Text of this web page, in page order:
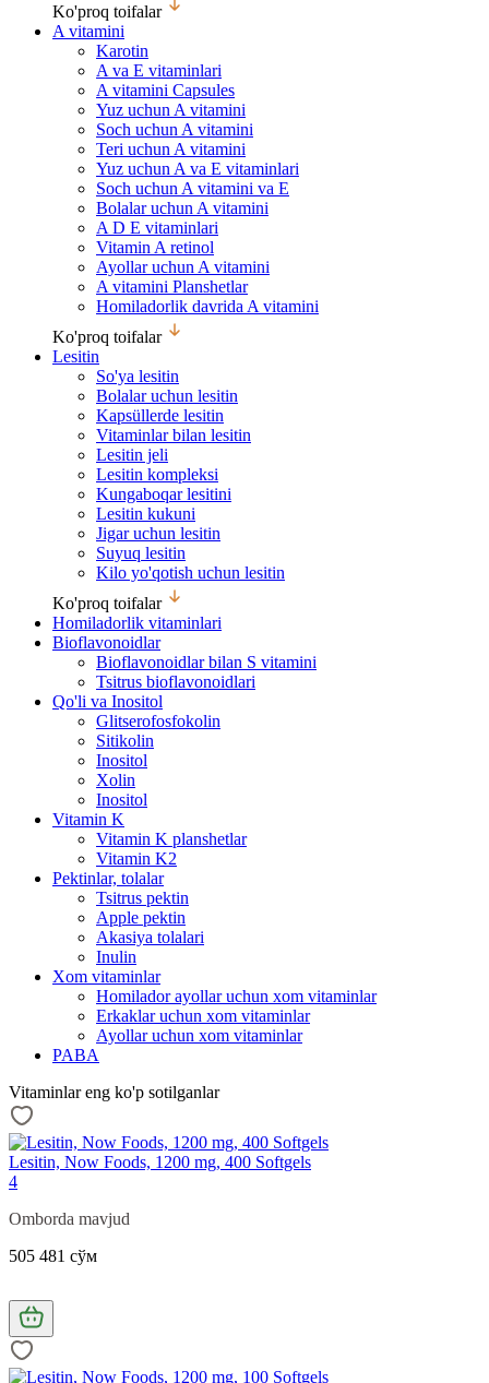
Ko'proq toifalar
A vitamini
Karotin
A va E vitaminlari
A vitamini Capsules
Yuz uchun A vitamini
Soch uchun A vitamini
Teri uchun A vitamini
Yuz uchun A va E vitaminlari
Soch uchun A vitamini va E
Bolalar uchun A vitamini
A D E vitaminlari
Vitamin A retinol
Ayollar uchun A vitamini
A vitamini Planshetlar
Homiladorlik davrida A vitamini
Ko'proq toifalar
Lesitin
So'ya lesitin
Bolalar uchun lesitin
Kapsüllerde lesitin
Vitaminlar bilan lesitin
Lesitin jeli
Lesitin kompleksi
Kungaboqar lesitini
Lesitin kukuni
Jigar uchun lesitin
Suyuq lesitin
Kilo yo'qotish uchun lesitin
Ko'proq toifalar
Homiladorlik vitaminlari
Bioflavonoidlar
Bioflavonoidlar bilan S vitamini
Tsitrus bioflavonoidlari
Qo'li va Inositol
Glitserofosfokolin
Sitikolin
Inositol
Xolin
Inositol
Vitamin K
Vitamin K planshetlar
Vitamin K2
Pektinlar, tolalar
Tsitrus pektin
Apple pektin
Akasiya tolalari
Inulin
Xom vitaminlar
Homilador ayollar uchun xom vitaminlar
Erkaklar uchun xom vitaminlar
Ayollar uchun xom vitaminlar
PABA
Vitaminlar eng ko'p sotilganlar
Lesitin, Now Foods, 1200 mg, 400 Softgels
4
Omborda mavjud
505 481 сўм